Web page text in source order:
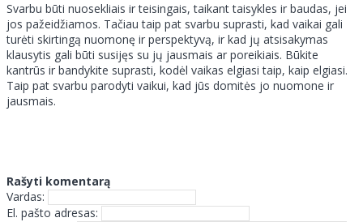
Svarbu būti nuosekliais ir teisingais, taikant taisykles ir baudas, jei
jos pažeidžiamos. Tačiau taip pat svarbu suprasti, kad vaikai gali
turėti skirtingą nuomonę ir perspektyvą, ir kad jų atsisakymas
klausytis gali būti susijęs su jų jausmais ar poreikiais. Būkite
kantrūs ir bandykite suprasti, kodėl vaikas elgiasi taip, kaip elgiasi.
Taip pat svarbu parodyti vaikui, kad jūs domitės jo nuomone ir
jausmais.
Rašyti komentarą
Vardas:
El. pašto adresas: